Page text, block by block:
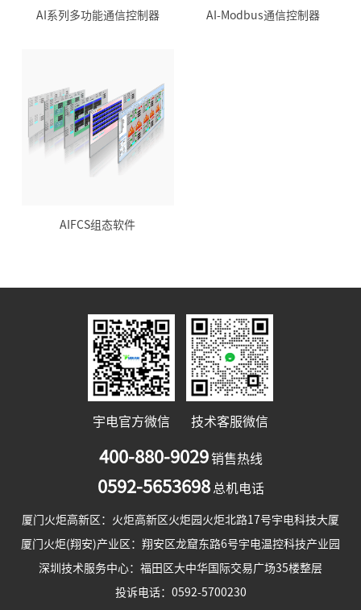
AI系列多功能通信控制器 AI-Modbus通信控制器
AIFCS组态软件
宇电官方微信 技术客服微信
400-880-9029 销售热线
0592-5653698 总机电话
厦门火炬高新区：火炬高新区火炬园火炬北路17号宇电科技大厦
厦门火炬(翔安)产业区：翔安区龙窟东路6号宇电温控科技产业园
深圳技术服务中心：福田区大中华国际交易广场35楼整层
投诉电话：0592-5700230